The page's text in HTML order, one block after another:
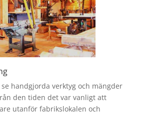
handgjorda verktyg och mängder
den tiden det var vanligt att
utanför fabrikslokalen och